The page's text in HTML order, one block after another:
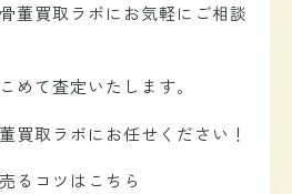
董買取ラボにお気軽にご相談
めて査定いたします。
買取ラボにお任せください！
るコツはこちら